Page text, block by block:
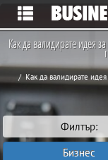
Как да валидирате идея
Как да валидирате
Филтър:
Бизнес